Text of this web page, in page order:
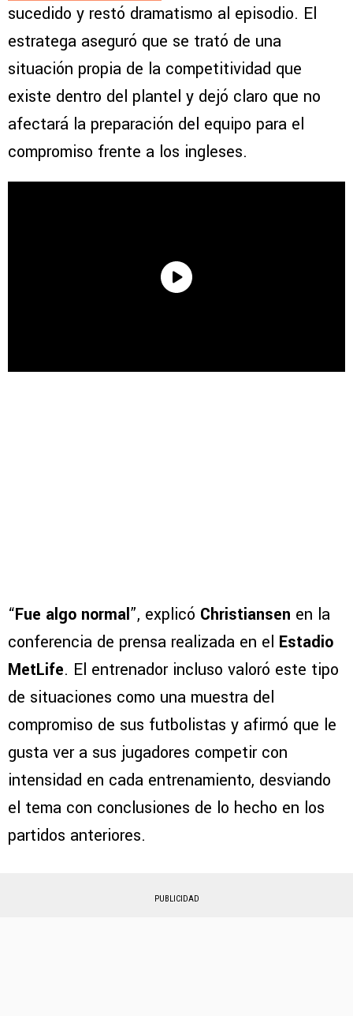
sucedido y restó dramatismo al episodio. El
estratega aseguró que se trató de una
situación propia de la competitividad que
existe dentro del plantel y dejó claro que no
afectará la preparación del equipo para el
compromiso frente a los ingleses.
“Fue algo normal”, explicó Christiansen en la
conferencia de prensa realizada en el Estadio
MetLife. El entrenador incluso valoró este tipo
de situaciones como una muestra del
compromiso de sus futbolistas y afirmó que le
gusta ver a sus jugadores competir con
intensidad en cada entrenamiento, desviando
el tema con conclusiones de lo hecho en los
partidos anteriores.
PUBLICIDAD